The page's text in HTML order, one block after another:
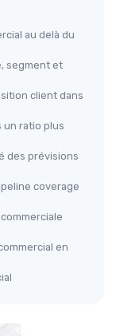
au delà du
segment et
client dans
un ratio plus
des prévisions
coverage
en